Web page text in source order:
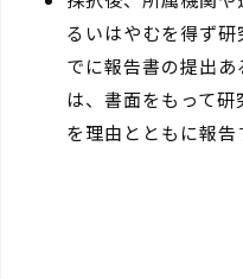
るいはやむを得ず
でに報告書の提出
は、書面をもって
を理由とともに報告